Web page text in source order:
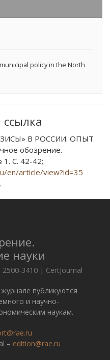
policy in the North
В РОССИИ: ОПЫТ
обозрение.
1. С. 42-42;
en/article/view?id=35
науки
3410 | CertJournal
публикуются
и научно-
наукам.
– edition@rae.ru